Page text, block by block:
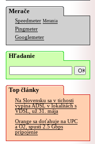
Merače
Speedmeter Merania
Pingmeter
Googlemeter
Hľadanie
Top články
Na Slovensku sa v tichosti
vypína ADSL v lokalitách s
VDSL, už 31. mája
Orange sa doťahuje na UPC
a O2, spustí 2.5 Gbps
pripojenie